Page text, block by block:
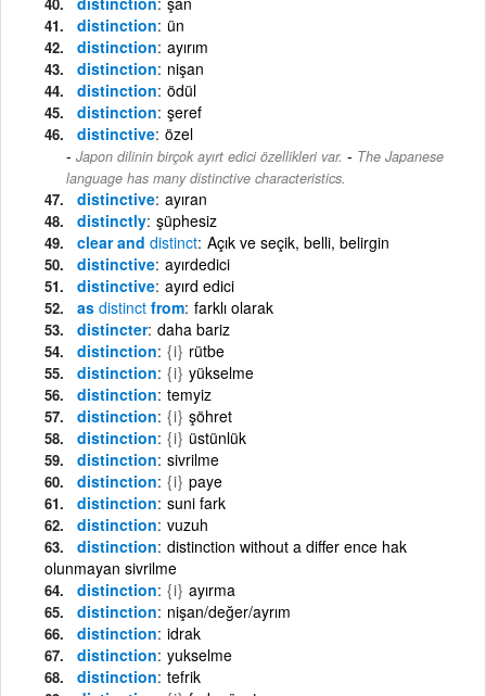
distinction ün
distinction ayırım
distinction nişan
distinction ödül
distinction şeref
distinctive özel
Japon dilinin birçok ayırt edici özellikleri var. - The Japanese
language has many distinctive characteristics.
distinctive ayıran
distinctly şüphesiz
clear and distinct Açık ve seçik, belli, belirgin
distinctive ayırdedici
distinctive ayırd edici
as distinct from farklı olarak
distincter daha bariz
distinction {i} rütbe
distinction {i} yükselme
distinction temyiz
distinction {i} şöhret
distinction {i} üstünlük
distinction sivrilme
distinction {i} paye
distinction suni fark
distinction vuzuh
distinction distinction without a differ ence hak
olunmayan sivrilme
distinction {i} ayırma
distinction nişan/değer/ayrım
distinction idrak
distinction yukselme
distinction tefrik